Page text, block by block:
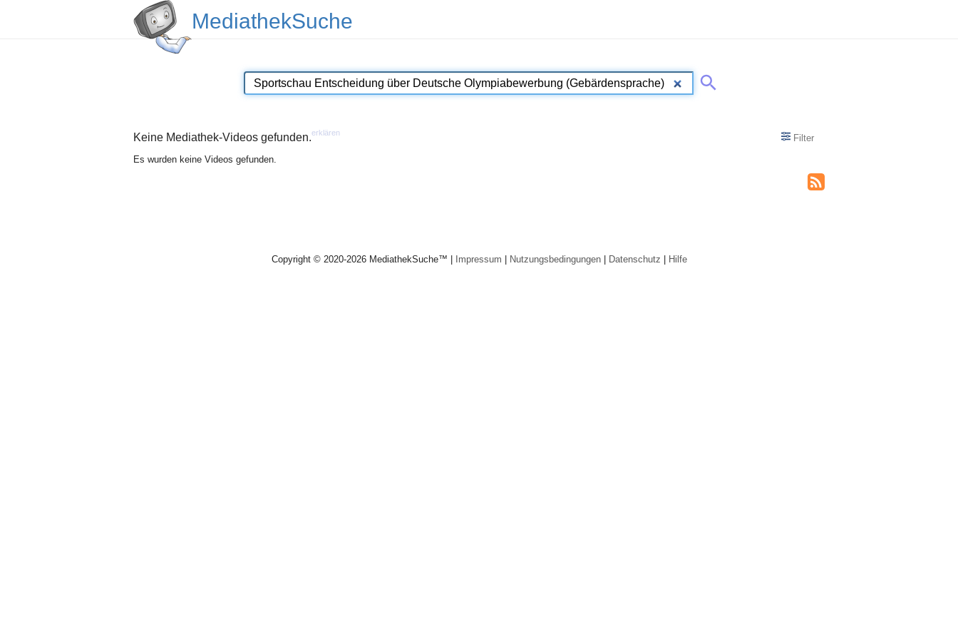
MediathekSuche
Keine Mediathek-Videos gefunden.erklären
Filter
Es wurden keine Videos gefunden.
Copyright © 2020-2026 MediathekSuche™ | Impressum | Nutzungsbedingungen| Datenschutz | Hilfe